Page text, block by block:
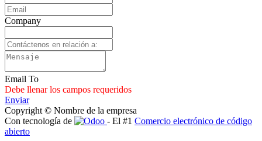
Company
Email To
Debe llenar los campos requeridos
Enviar
Copyright © Nombre de la empresa
Con tecnología de
- El #1 Comercio electrónico de código
abierto